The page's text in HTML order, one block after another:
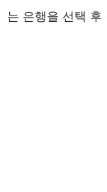
는 은행을 선택 후